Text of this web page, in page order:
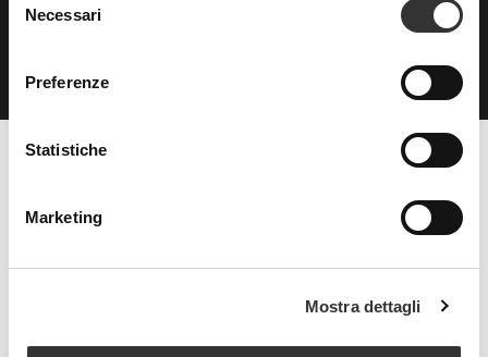
delNecessari
Preferenze
Statistiche
Marketing
Mostra dettagli
Parma | Italy